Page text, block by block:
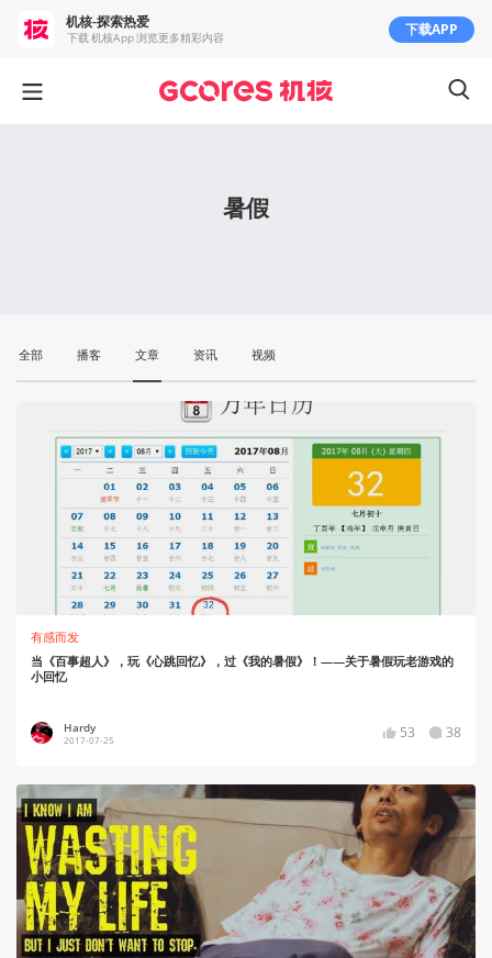
暑假
全部 播客 文章 资讯 视频
有感而发
当《百事超人》，玩《心跳回忆》，过《我的暑假》！——关于暑假玩老游戏的
小回忆
Hardy
2017-07-25 53 38
机核-探索热爱
下载 机核App 浏览更多精彩内容 下载APP